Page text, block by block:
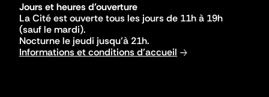
Jours et heures d'ouverture
La Cité est ouverte tous les jours de 11h à 19h
(sauf le mardi).
Nocturne le jeudi jusqu'à 21h.
Informations et conditions d'accueil